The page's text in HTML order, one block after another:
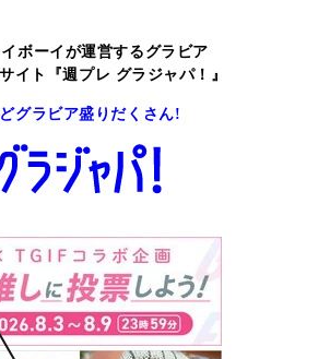
ボーイが運営するグラビア
イト『週プレ グラジャパ！』
グラビア盛りだくさん!